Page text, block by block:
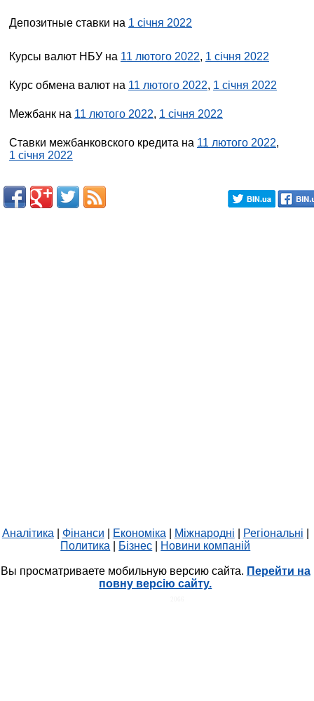
Депозитные ставки на 1 січня 2022
Курсы валют НБУ на 11 лютого 2022, 1 січня 2022
Курс обмена валют на 11 лютого 2022, 1 січня 2022
Межбанк на 11 лютого 2022, 1 січня 2022
Ставки межбанковского кредита на 11 лютого 2022,
1 січня 2022
Аналітика Фінанси Економіка Міжнародні Регіональні
Политика
Бізнес Новини компаній
Вы просматриваете мобильную версию сайта. Перейти на
повну версію сайту.